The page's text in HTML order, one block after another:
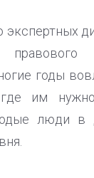
годы
им
люди